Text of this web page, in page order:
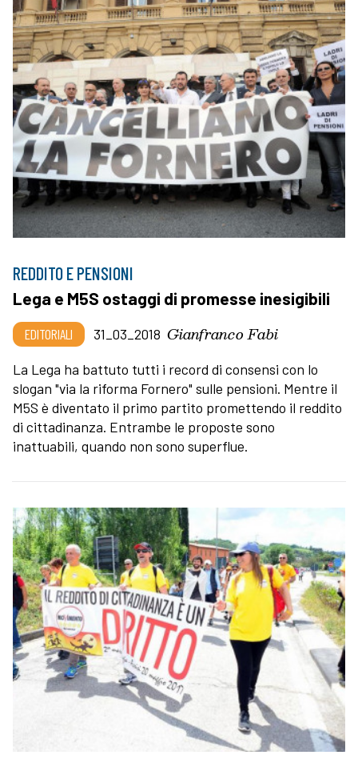
REDDITO E PENSIONI
Lega e M5S ostaggi di promesse inesigibili
EDITORIALI 31_03_2018 Gianfranco Fabi
La Lega ha battuto tutti i record di consensi con lo
slogan "via la riforma Fornero" sulle pensioni. Mentre il
M5S è diventato il primo partito promettendo il reddito
di cittadinanza. Entrambe le proposte sono
inattuabili, quando non sono superflue.